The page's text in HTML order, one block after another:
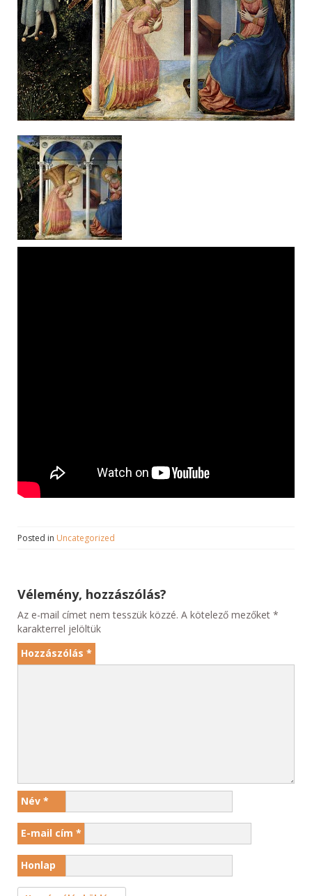
Posted in Uncategorized
Vélemény, hozzászólás?
Az e-mail címet nem tesszük közzé. A kötelező mezőket *
karakterrel jelöltük
Hozzászólás *
Név *
E-mail cím *
Honlap